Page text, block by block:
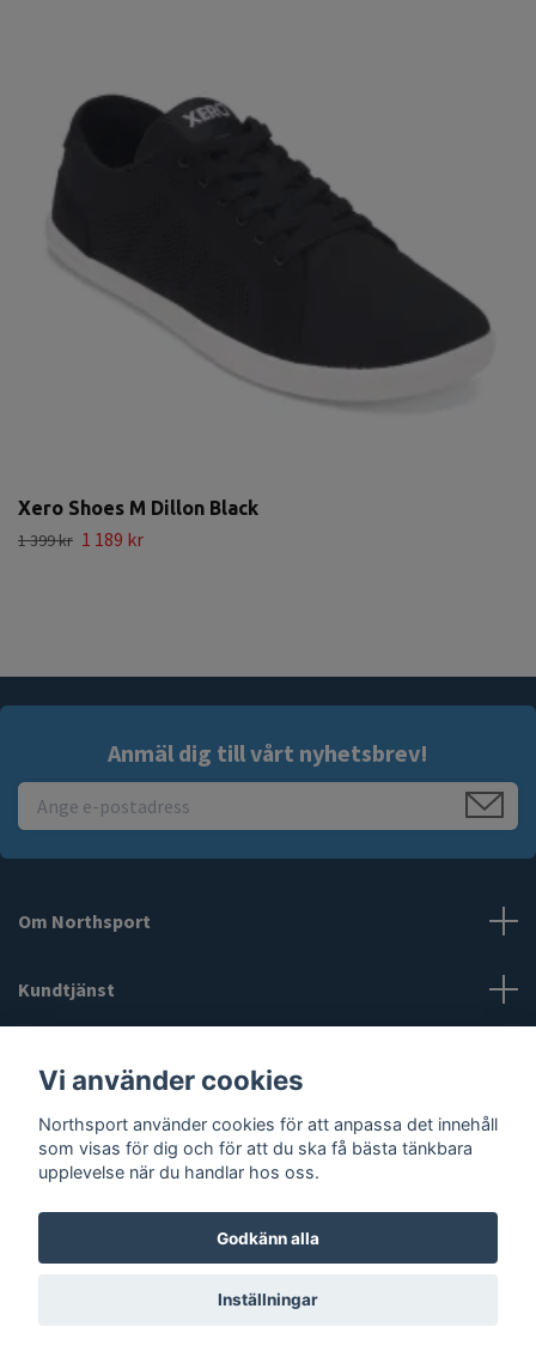
Xero Shoes M Dillon Black
1 399 kr 1 189 kr
Anmäl dig till vårt nyhetsbrev!
Om Northsport
Kundtjänst
Sociala medier
© 2026 Northsport
Vi använder cookies
Northsport använder cookies för att anpassa det innehåll
som visas för dig och för att du ska få bästa tänkbara
upplevelse när du handlar hos oss.
Godkänn alla
Inställningar